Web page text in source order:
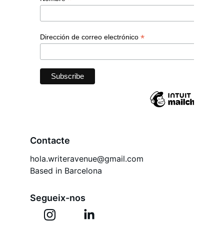
Contacte
hola.writeravenue@gmail.com
Segueix-nos
Based in Barcelona